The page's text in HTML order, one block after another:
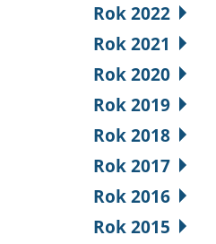
Rok 2022
Rok 2021
Rok 2020
Rok 2019
Rok 2018
Rok 2017
Rok 2016
Rok 2015